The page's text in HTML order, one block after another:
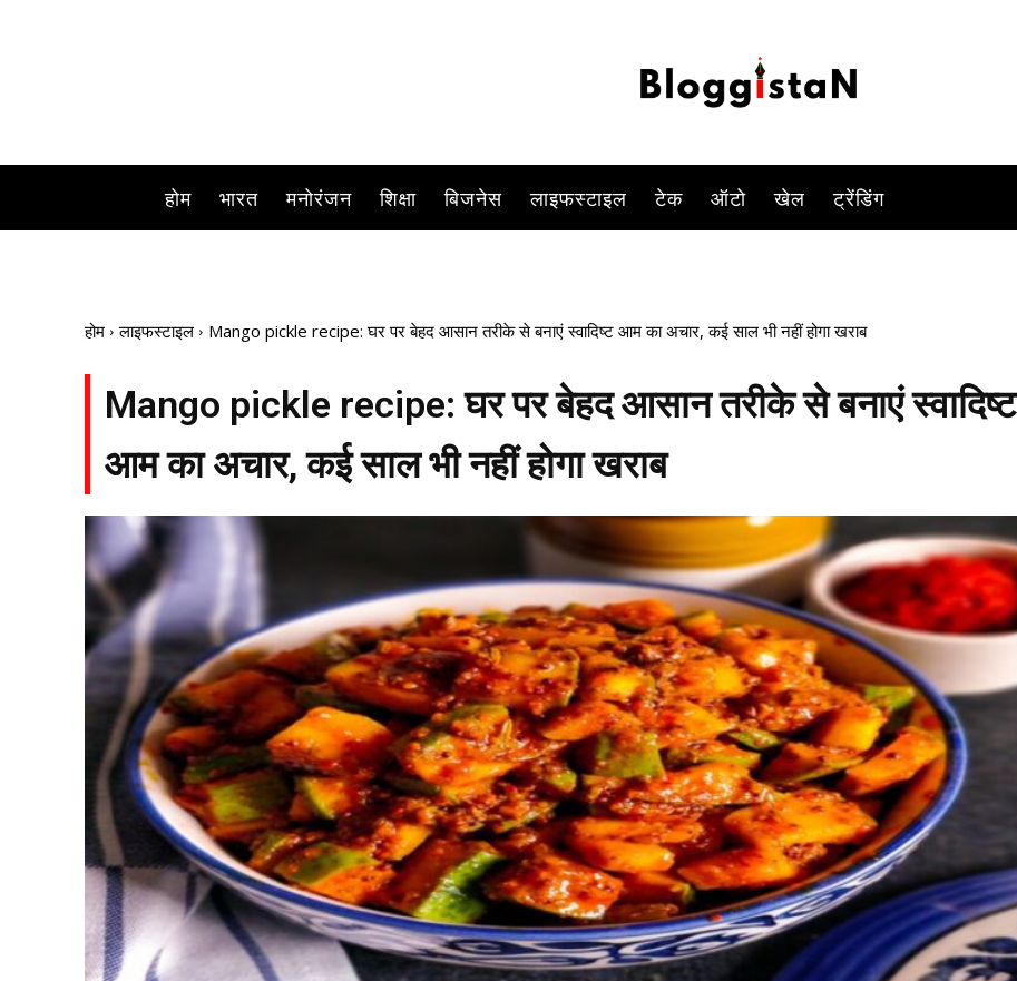
होम भारत मनोरंजन शिक्षा बिजनेस लाइफस्टाइल टेक ऑटो खेल ट्रेंडिंग
होम लाइफस्टाइल Mango pickle recipe: घर पर बेहद आसान तरीके से बनाएं स्वादिष्ट आम का अचार, कई साल भी नहीं होगा खराब
Mango pickle recipe: घर पर बेहद आसान तरीके से बनाएं स्वादिष्ट
आम का अचार, कई साल भी नहीं होगा खराब